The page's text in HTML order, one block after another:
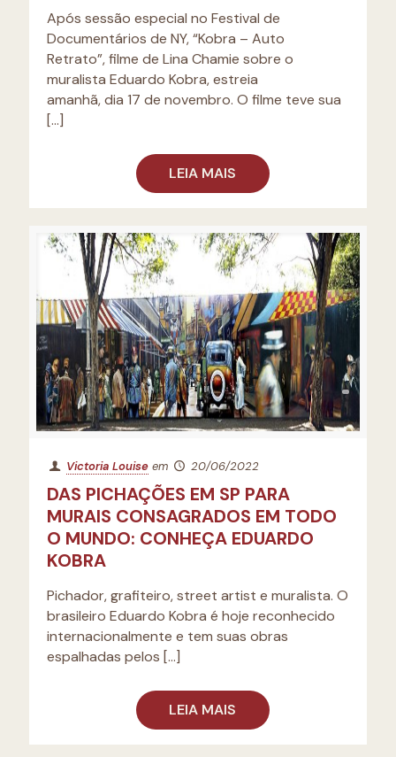
Após sessão especial no Festival de
Documentários de NY, “Kobra – Auto
Retrato”, filme de Lina Chamie sobre o
muralista Eduardo Kobra, estreia
amanhã, dia 17 de novembro. O filme teve sua
[…]
LEIA MAIS
Victoria Louise em 20/06/2022
DAS PICHAÇÕES EM SP PARA
MURAIS CONSAGRADOS EM TODO
O MUNDO: CONHEÇA EDUARDO
KOBRA
Pichador, grafiteiro, street artist e muralista. O
brasileiro Eduardo Kobra é hoje reconhecido
internacionalmente e tem suas obras
espalhadas pelos […]
LEIA MAIS